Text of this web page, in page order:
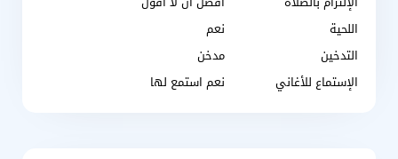
اللحية
نعم
التدخين
مدخن
الإستماع للأغاني
نعم استمع لها